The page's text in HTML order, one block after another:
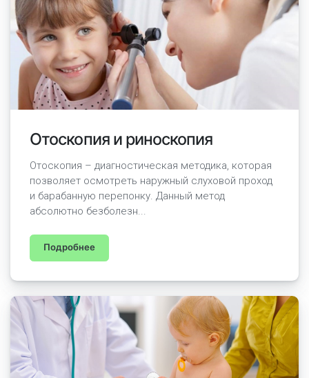
Отоскопия и риноскопия
Отоскопия – диагностическая методика, которая
позволяет осмотреть наружный слуховой проход
и барабанную перепонку. Данный метод
абсолютно безболезн...
Подробнее